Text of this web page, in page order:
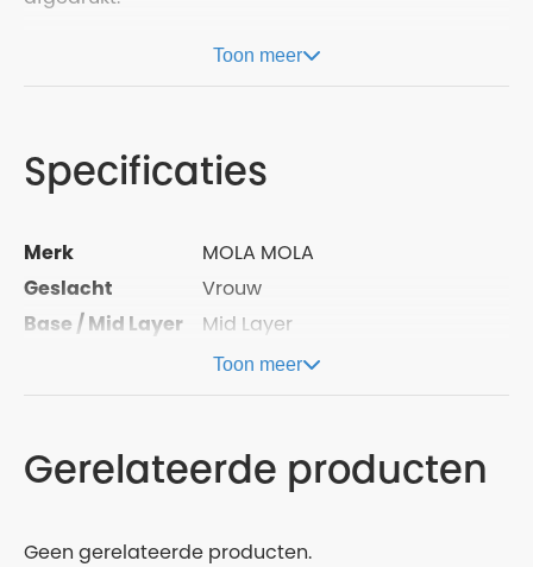
Toon meer
Specificaties
Merk
MOLA MOLA
Geslacht
Vrouw
Base / Mid Layer
Mid Layer
Toon meer
Gerelateerde producten
Geen gerelateerde producten.